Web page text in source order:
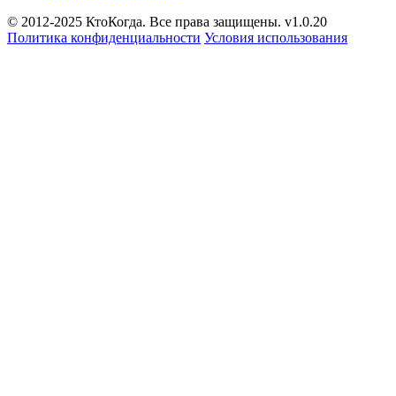
© 2012-2025 КтоКогда. Все права защищены. v1.0.20
Политика конфиденциальности Условия использования